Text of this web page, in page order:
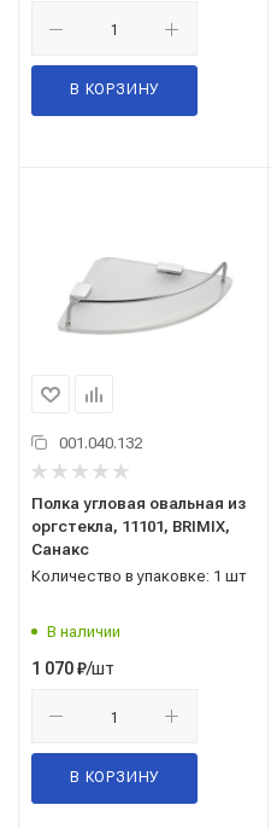
В КОРЗИНУ
001.040.132
Полка угловая овальная из
оргстекла, 11101, BRIMIX,
Санакс
Количество в упаковке: 1 шт
В наличии
1 070₽/шт
В КОРЗИНУ